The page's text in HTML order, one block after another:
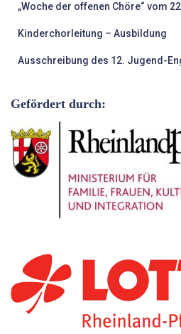
„Woche der offenen Chöre“ vom
Kinderchorleitung – Ausbildung
Ausschreibung des 12. Jugend-
Gefördert durch: